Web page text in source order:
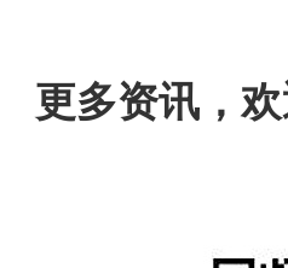
更多资讯，